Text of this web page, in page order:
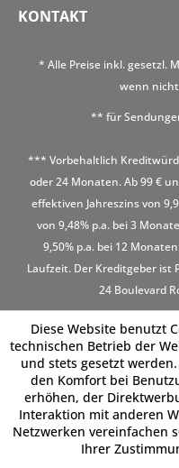
KONTAKT
* Alle Preise inkl. gesetzl.
wenn
** für
*** Vorbehaltlich
oder 24 Monaten. Ab 99 €
effektiven Jahreszins von
von 9,48% p.a. bei 3
9,50% p.a. bei 12
Laufzeit. Der Kreditgeber ist
24 Boulevard
Diese Website benutzt
technischen Betrieb der
und stets gesetzt
den Komfort bei
erhöhen, der
Interaktion mit anderen
Netzwerken vereinfachen
Ihrer